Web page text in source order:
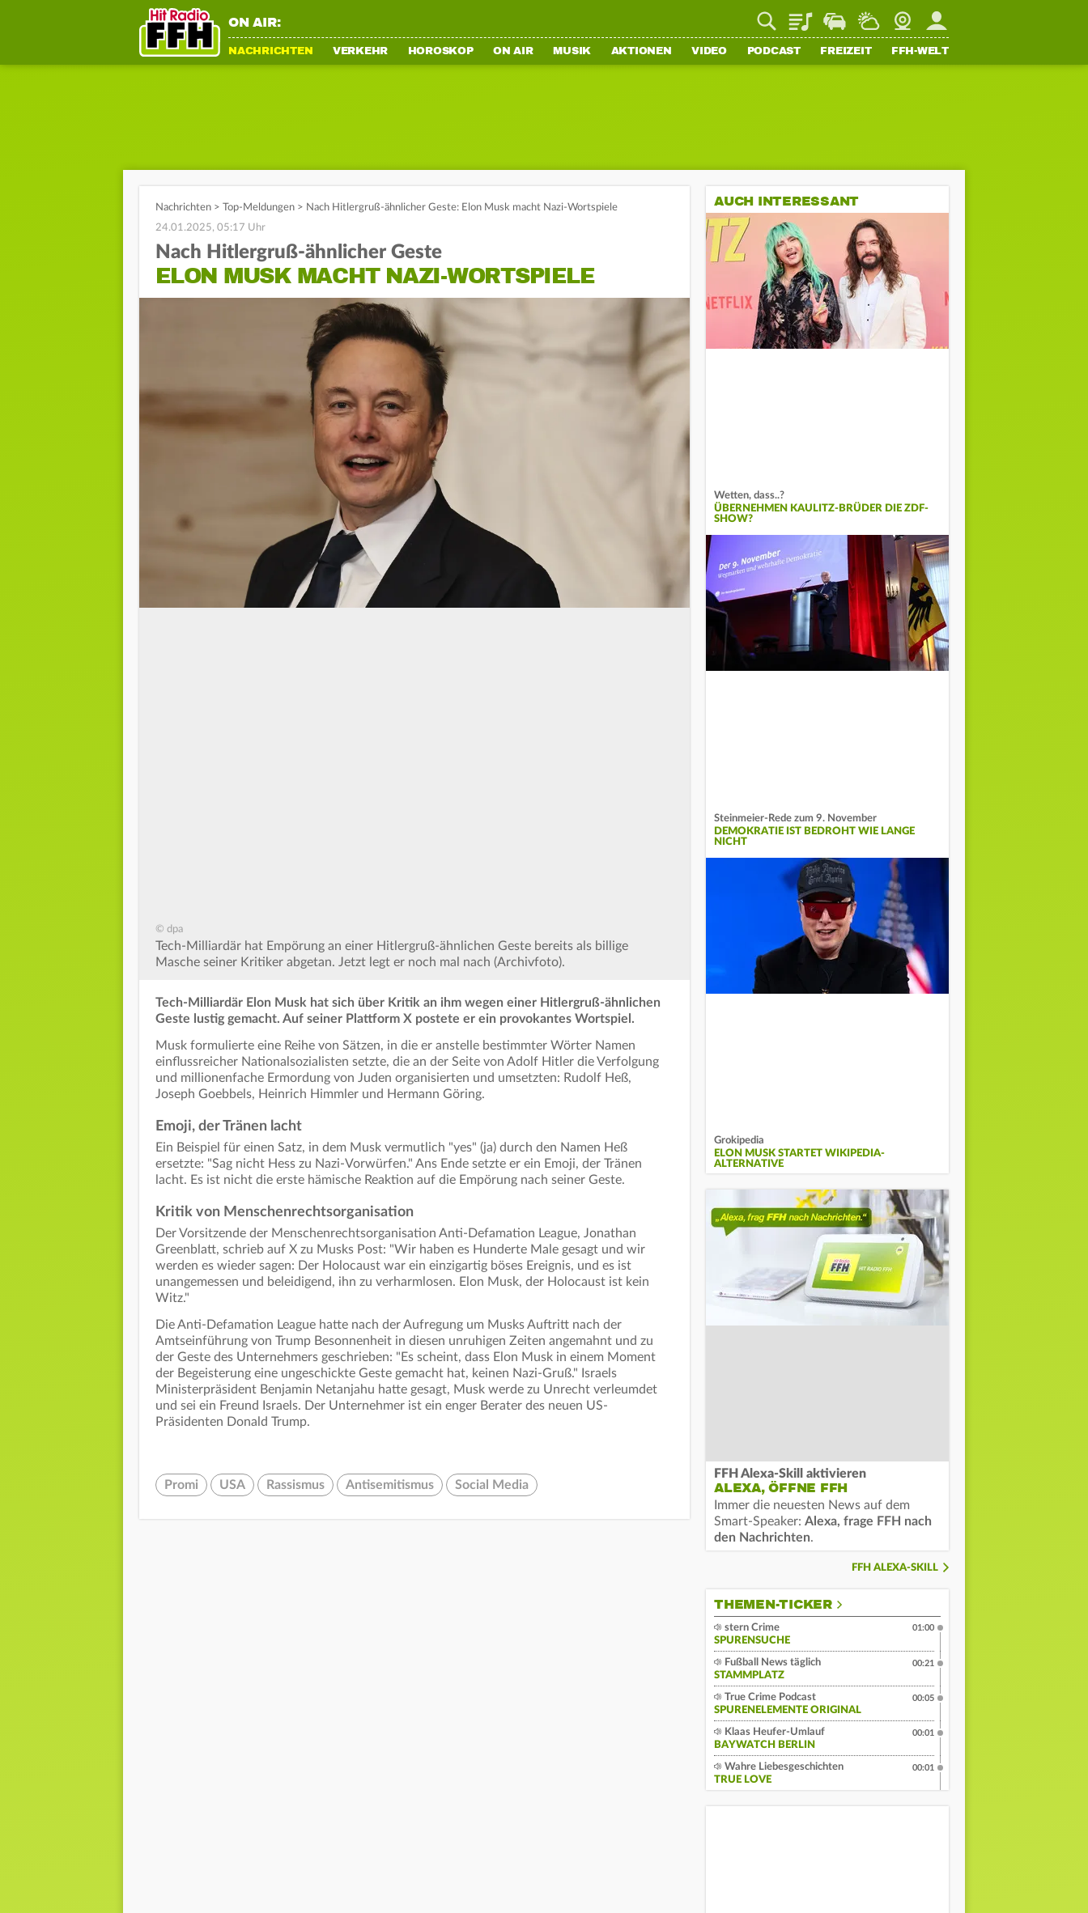
ON AIR: PlaylistStaupilotWetterWebcamMein FFH
NACHRICHTEN VERKEHR HOROSKOP ON AIR MUSIK AKTIONEN VIDEO PODCAST FREIZEIT FFH-WELT
Nachrichten > Top-Meldungen > Nach Hitlergruß-ähnlicher Geste: Elon Musk macht Nazi-Wortspiele
24.01.2025, 05:17 Uhr
Nach Hitlergruß-ähnlicher Geste
ELON MUSK MACHT NAZI-WORTSPIELE
© dpa
Tech-Milliardär hat Empörung an einer Hitlergruß-ähnlichen Geste bereits als billige
Masche seiner Kritiker abgetan. Jetzt legt er noch mal nach (Archivfoto).
Tech-Milliardär Elon Musk hat sich über Kritik an ihm wegen einer Hitlergruß-ähnlichen
Geste lustig gemacht. Auf seiner Plattform X postete er ein provokantes Wortspiel.
Musk formulierte eine Reihe von Sätzen, in die er anstelle bestimmter Wörter Namen
einflussreicher Nationalsozialisten setzte, die an der Seite von Adolf Hitler die Verfolgung
und millionenfache Ermordung von Juden organisierten und umsetzten: Rudolf Heß,
Joseph Goebbels, Heinrich Himmler und Hermann Göring.
Emoji, der Tränen lacht
Ein Beispiel für einen Satz, in dem Musk vermutlich "yes" (ja) durch den Namen Heß
ersetzte: "Sag nicht Hess zu Nazi-Vorwürfen." Ans Ende setzte er ein Emoji, der Tränen
lacht. Es ist nicht die erste hämische Reaktion auf die Empörung nach seiner Geste.
Kritik von Menschenrechtsorganisation
Der Vorsitzende der Menschenrechtsorganisation Anti-Defamation League, Jonathan
Greenblatt, schrieb auf X zu Musks Post: "Wir haben es Hunderte Male gesagt und wir
werden es wieder sagen: Der Holocaust war ein einzigartig böses Ereignis, und es ist
unangemessen und beleidigend, ihn zu verharmlosen. Elon Musk, der Holocaust ist kein
Witz."
Die Anti-Defamation League hatte nach der Aufregung um Musks Auftritt nach der
Amtseinführung von Trump Besonnenheit in diesen unruhigen Zeiten angemahnt und zu
der Geste des Unternehmers geschrieben: "Es scheint, dass Elon Musk in einem Moment
der Begeisterung eine ungeschickte Geste gemacht hat, keinen Nazi-Gruß." Israels
Ministerpräsident Benjamin Netanjahu hatte gesagt, Musk werde zu Unrecht verleumdet
und sei ein Freund Israels. Der Unternehmer ist ein enger Berater des neuen US-
Präsidenten Donald Trump.
Promi USA Rassismus Antisemitismus Social Media
AUCH INTERESSANT
Wetten, dass..?
ÜBERNEHMEN KAULITZ-BRÜDER DIE ZDF-
SHOW?
Steinmeier-Rede zum 9. November
DEMOKRATIE IST BEDROHT WIE LANGE
NICHT
Grokipedia
ELON MUSK STARTET WIKIPEDIA-
ALTERNATIVE
FFH Alexa-Skill aktivieren
ALEXA, ÖFFNE FFH
Immer die neuesten News auf dem
Smart-Speaker: Alexa, frage FFH nach
den Nachrichten.
FFH ALEXA-SKILL
THEMEN-TICKER
stern Crime
SPURENSUCHE
01:00
Fußball News täglich
STAMMPLATZ
00:21
True Crime Podcast
SPURENELEMENTE ORIGINAL
00:05
Klaas Heufer-Umlauf
BAYWATCH BERLIN
00:01
Wahre Liebesgeschichten
TRUE LOVE
00:01